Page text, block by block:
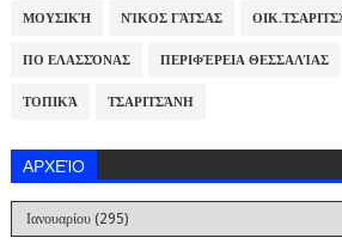
ΜΟΥΣΙΚΉ ΝΊΚΟΣ ΓΆΤΣΑΣ
ΠΟ ΕΛΑΣΣΌΝΑΣ ΠΕΡΙΦΈΡΕΙΑ ΘΕΣΣΑΛΊΑΣ
ΤΟΠΙΚΆ ΤΣΑΡΙΤΣΆΝΗ
ΑΡΧΕΊΟ